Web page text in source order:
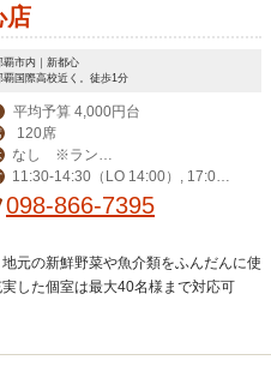
店
覇市内｜新都心
覇国際高校近く。徒歩1分
平均予算 4,000円台
120席
ムのみ1月1日～
まで休業致しま
11:30-14:30（LO 14:00）, 17:00-
（LO 23:00）
098-866-7395
元の新鮮野菜や魚介類をふんだんに使
した個室は最大40名様まで対応可